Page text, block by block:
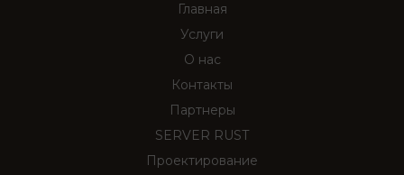
Главная
Услуги
О нас
Контакты
Партнеры
SERVER RUST
Проектирование